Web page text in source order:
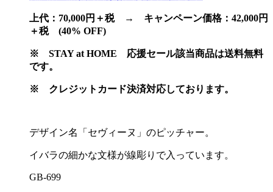
上代：70,000円＋税 → キャンペーン価格：42,000円
＋税 (40% OFF)
※ STAY at HOME 応援セール該当商品は送料無料
です。
※ クレジットカード決済対応しております。
デザイン名「セヴィーヌ」のピッチャー。
イバラの細かな文様が線彫りで入っています。
GB-699